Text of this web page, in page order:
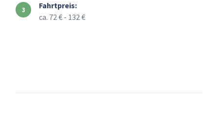
Fahrtpreis:
ca. 72 € - 132 €